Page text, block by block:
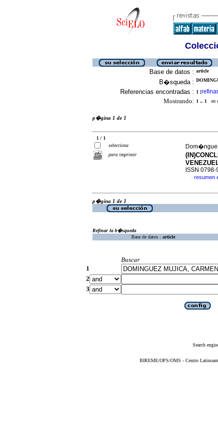
Base de datos : article
B�squeda :
Referencias encontradas : 1 [refinar
Mostrando: 1 .. 1 en
p�gina 1 de 1
1 / 1
selecciona
para imprimir
ISSN 0798-
· resumen
p�gina 1 de 1
Refinar la b�squeda
Base de datos : article
Buscar
1
2
3
Search
BIREME/OPS/OMS - Centro